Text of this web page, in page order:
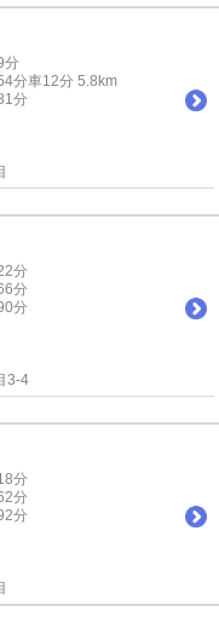
分
分車12分 5.8km
分
分
分
分
3-4
分
分
分